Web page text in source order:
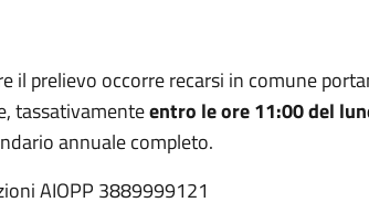
il prelievo occorre recarsi in comune
tassativamenteentro le ore 11:00 del
annuale completo.
AIOPP 3889999121